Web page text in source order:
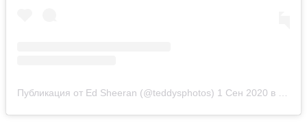
Публикация от Ed Sheeran (@teddysphotos) 1 Сен 2020 в 1:01 PDT